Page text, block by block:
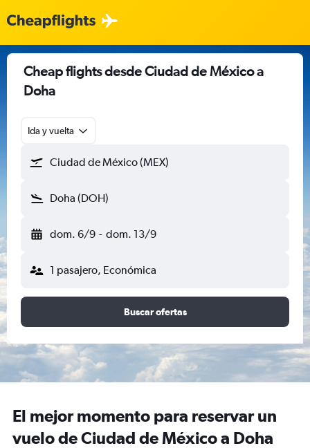
Cheap flights desde Ciudad de México a
Doha
Ida y vuelta
Ciudad de México (MEX)
Doha (DOH)
dom. 6/9 - dom. 13/9
1 pasajero, Económica
Buscar ofertas
El mejor momento para reservar un
vuelo de Ciudad de México a Doha